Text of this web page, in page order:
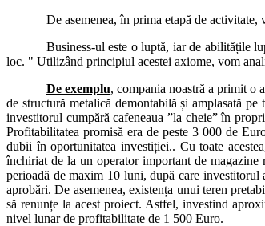
De asemenea, în prima etapă de
Business-ul este o luptă, iar de abilitățile
loc. " Utilizând principiul acestei axiome, vom
De exemplu, compania noastră a primit o
de structură metalică demontabilă și amplasată
investitorul cumpără cafeneaua ”la cheie” în
Profitabilitatea promisă era de peste 3 000 de
dubii în oportunitatea investiției.. Cu toate
închiriat de la un operator important de
perioadă de maxim 10 luni, după care investitorul
aprobări. De asemenea, existența unui teren
să renunțe la acest proiect. Astfel, investind
nivel lunar de profitabilitate de 1 500 Euro.